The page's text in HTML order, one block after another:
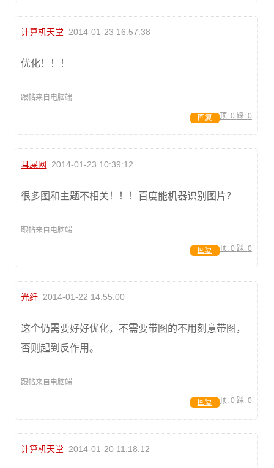
计算机天堂 2014-01-23 16:57:38
优化！！！
跟帖来自电脑端
顶: 0 踩: 0
回复
耳屎网 2014-01-23 10:39:12
很多图和主题不相关！！！百度能机器识别图片？
跟帖来自电脑端
顶: 0 踩: 0
回复
光纤 2014-01-22 14:55:00
这个仍需要好好优化，不需要带图的不用刻意带图，
否则起到反作用。
跟帖来自电脑端
顶: 0 踩: 0
回复
计算机天堂 2014-01-20 11:18:12